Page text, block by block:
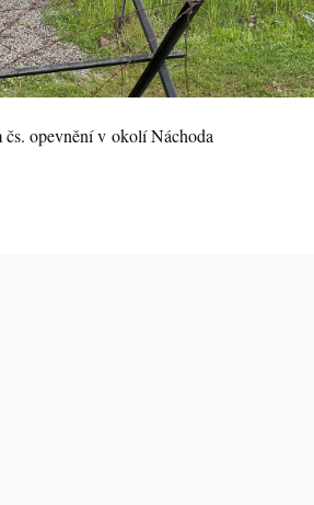
opevnění v okolí Náchoda